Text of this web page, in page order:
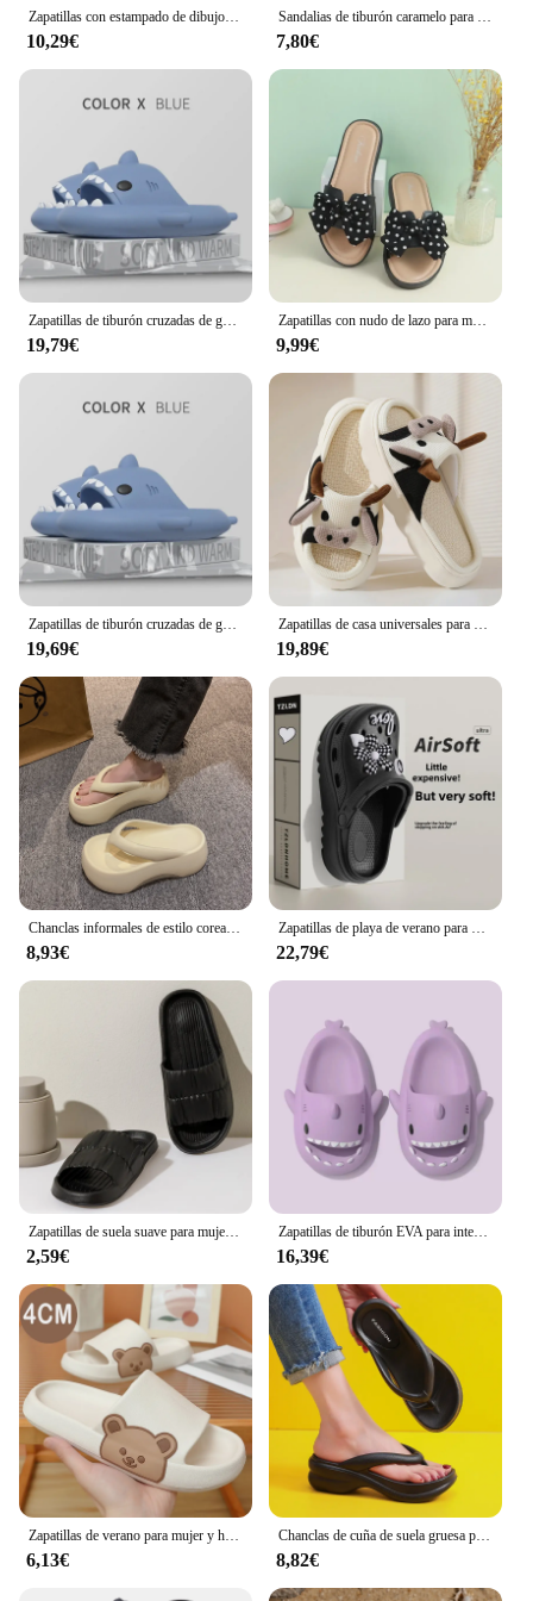
Zapatillas con estampado de dibujos animados para mujer, Sandalias cómodas de suela suave, material EVA, para las cuatro estaciones
10,29€
Sandalias de tiburón caramelo para hombre y mujer, chanclas gruesas antideslizantes de EVA para playa, interiores y baño, verano, 2024
7,80€
Zapatillas de tiburón cruzadas de generación para mujer, sandalias de moda para pareja de hadas, lindas, estilo Ins, uso al aire libre, Verano
19,79€
Zapatillas con nudo de lazo para mujer, chanclas onduladas de lunares para interiores y exteriores, sandalias de playa a la moda, novedad de verano, 2024
9,99€
19,69€ 19,89€
8,93€ 22,79€
2,59€
Zapatillas de tiburón EVA para interiores, sandalias suaves y gruesas y frescas, zapatos antideslizantes de colores bonitos, toboganes de playa impermeables para niños y mujeres, Verano
16,39€
6,13€
Chanclas de cuña de suela gruesa para mujer, sandalias de plataforma con Clip, zapatillas de playa antideslizantes para niñas, toboganes para exteriores, verano, 2023
8,82€